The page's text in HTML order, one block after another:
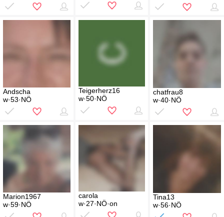
Andscha
w·53·NÖ
Teigerherz16
w·50·NÖ
chatfrau8
w·40·NÖ
Marion1967
w·59·NÖ
carola
w·27·NÖ·on
Tina13
w·56·NÖ